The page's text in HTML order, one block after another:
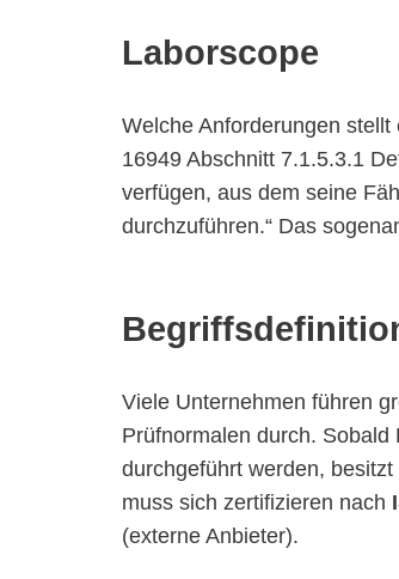
Laborscope
Welche Anforderungen
16949 Abschnitt 7.1.5.3.1
verfügen, aus dem seine
durchzuführen.“ Das
Viele Unternehmen führen
Prüfnormalen durch.
durchgeführt werden,
muss sich zertifizieren nach
(externe Anbieter).